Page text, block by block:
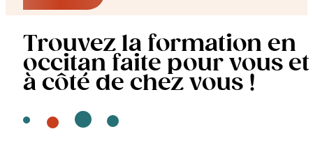
Trouvez la formation en
occitan faite pour vous et
à côté de chez vous !